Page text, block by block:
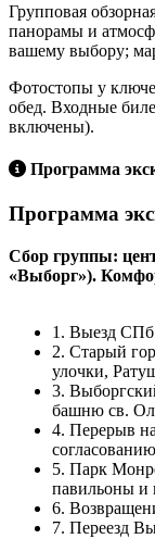
Групповая
панорамы и
вашему выбору;
Фотостопы у
обед. Входные
включены).
Программа
Программа
Сбор группы:
«Выборг»).
1. Выезд СПб
2. Старый
улочки,
3.
башню св.
4. Перерыв
5. Парк
павильоны и
6.
7. Переезд